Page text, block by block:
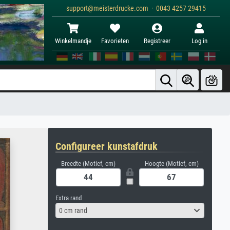
support@meisterdrucke.com · 0043 4257 29415
Winkelmandje Favorieten Registreer Log in
Configureer kunstafdruk
Breedte (Motief, cm) Hoogte (Motief, cm)
Extra rand
0 cm rand